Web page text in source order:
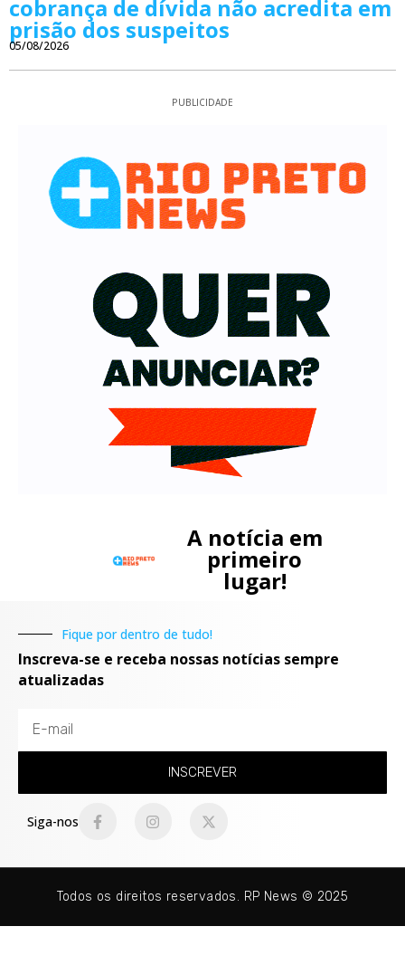
cobrança de dívida não acredita em
prisão dos suspeitos
05/08/2026
PUBLICIDADE
A notícia em
primeiro
lugar!
Fique por dentro de tudo!
Inscreva-se e receba nossas notícias sempre
atualizadas
INSCREVER
Siga-nos
Todos os direitos reservados. RP News © 2025